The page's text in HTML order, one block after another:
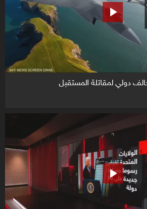
دولي لمقاتلة المستقبل